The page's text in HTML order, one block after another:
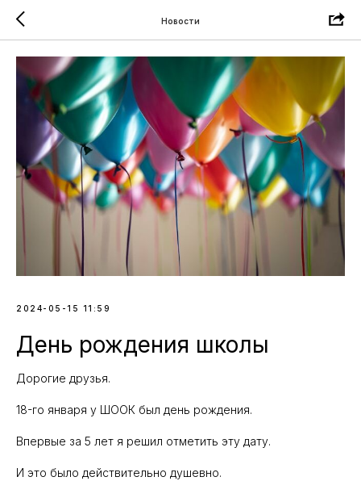
Новости
2024-05-15 11:59
День рождения школы
Дорогие друзья.
18-го января у ШООК был день рождения.
Впервые за 5 лет я решил отметить эту дату.
И это было действительно душевно.